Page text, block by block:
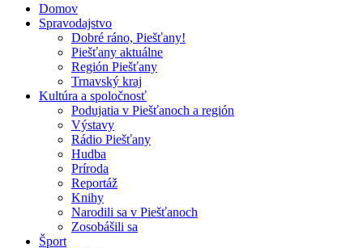
Domov
Spravodajstvo
Dobré ráno, Piešťany!
Piešťany aktuálne
Región Piešťany
Trnavský kraj
Kultúra a spoločnosť
Podujatia v Piešťanoch a región
Výstavy
Rádio Piešťany
Hudba
Príroda
Reportáž
Knihy
Narodili sa v Piešťanoch
Zosobášili sa
Šport